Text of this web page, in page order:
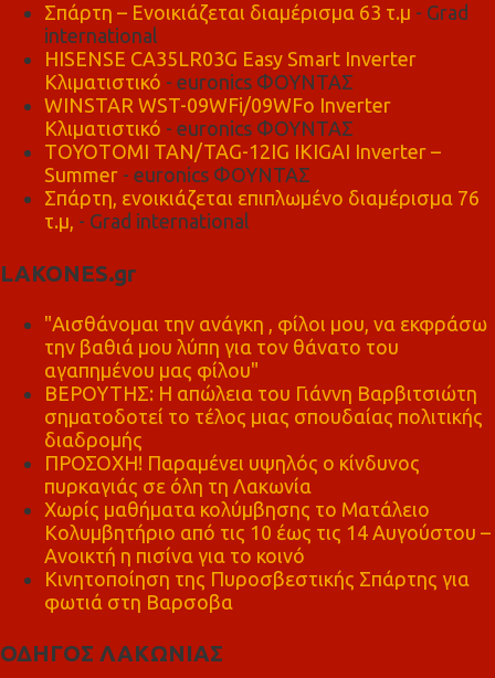
Σπάρτη – Ενοικιάζεται διαμέρισμα 63 τ.μ - Grad
international
HISENSE CA35LR03G Easy Smart Inverter
Κλιματιστικό - euronics ΦΟΥΝΤΑΣ
WINSTAR WST-09WFi/09WFo Inverter
Κλιματιστικό - euronics ΦΟΥΝΤΑΣ
TOYOTOMI TAN/TAG-12IG IKIGAI Inverter –
Summer - euronics ΦΟΥΝΤΑΣ
Σπάρτη, ενοικιάζεται επιπλωμένο διαμέρισμα 76
τ.μ, - Grad international
LAKONES.gr
"Αισθάνομαι την ανάγκη , φίλοι μου, να εκφράσω
την βαθιά μου λύπη για τον θάνατο του
αγαπημένου μας φίλου"
ΒΕΡΟΥΤΗΣ: Η απώλεια του Γιάννη Βαρβιτσιώτη
σηματοδοτεί το τέλος μιας σπουδαίας πολιτικής
διαδρομής
ΠΡΟΣΟΧΗ! Παραμένει υψηλός ο κίνδυνος
πυρκαγιάς σε όλη τη Λακωνία
Χωρίς μαθήματα κολύμβησης το Ματάλειο
Κολυμβητήριο από τις 10 έως τις 14 Αυγούστου –
Ανοικτή η πισίνα για το κοινό
Κινητοποίηση της Πυροσβεστικής Σπάρτης για
φωτιά στη Βαρσοβα
ΟΔΗΓΟΣ ΛΑΚΩΝΙΑΣ